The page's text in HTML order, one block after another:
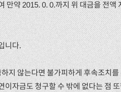
만약 2015. 0. 0.까지 위 대금을 전액
니다.
지 않는다면 불가피하게 후속조치
자금도 청구할 수 밖에 없다는 점